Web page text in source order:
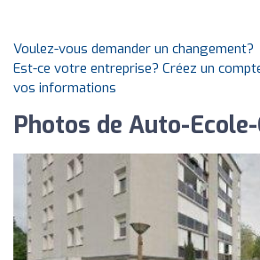
Voulez-vous demander un changement?
Est-ce votre entreprise? Créez un
vos informations
Photos de Auto-